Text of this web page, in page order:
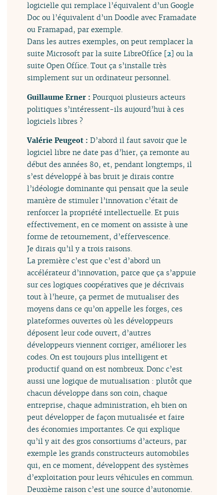
logicielle qui remplace l’équivalent d’un Google
Doc ou l’équivalent d’un Doodle avec Framadate
ou Framapad, par exemple.
Dans les autres exemples, on peut remplacer la
suite Microsoft par la suite LibreOffice [2] ou la
suite Open Office. Tout ça s’installe très
simplement sur un ordinateur personnel.
Guillaume Erner :Pourquoi plusieurs acteurs
politiques s’intéressent-ils aujourd’hui à ces
logiciels libres ?
Valérie Peugeot :D’abord il faut savoir que le
logiciel libre ne date pas d’hier, ça remonte au
début des années 80, et, pendant longtemps, il
s’est développé à bas bruit je dirais contre
l’idéologie dominante qui pensait que la seule
manière de stimuler l’innovation c’était de
renforcer la propriété intellectuelle. Et puis
effectivement, en ce moment on assiste à une
forme de retournement, d’effervescence.
Je dirais qu’il y a trois raisons.
La première c’est que c’est d’abord un
accélérateur d’innovation, parce que ça s’appuie
sur ces logiques coopératives que je décrivais
tout à l’heure, ça permet de mutualiser des
moyens dans ce qu’on appelle les forges, ces
plateformes ouvertes où les développeurs
déposent leur code ouvert, d’autres
développeurs viennent corriger, améliorer les
codes. On est toujours plus intelligent et
productif quand on est nombreux. Donc c’est
aussi une logique de mutualisation : plutôt que
chacun développe dans son coin, chaque
entreprise, chaque administration, eh bien on
peut développer de façon mutualisée et faire
des économies importantes. Ce qui explique
qu’il y ait des gros consortiums d’acteurs, par
exemple les grands constructeurs automobiles
qui, en ce moment, développent des systèmes
d’exploitation pour leurs véhicules en commun.
Deuxième raison c’est une source d’autonomie.